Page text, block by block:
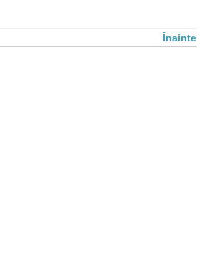
Înainte